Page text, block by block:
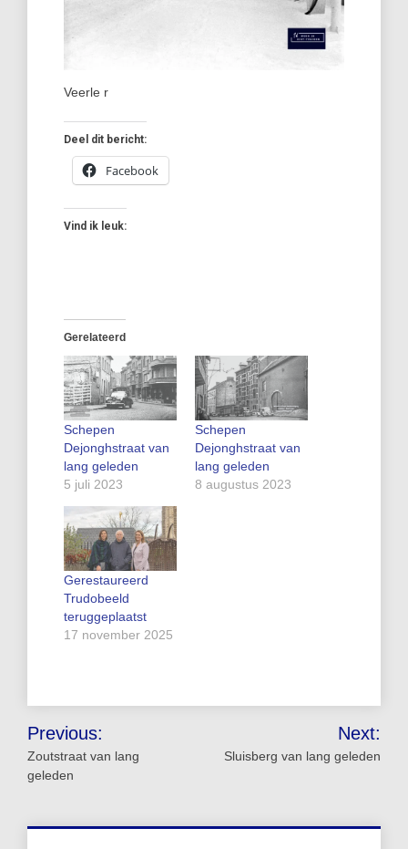
Veerle r
Deel dit bericht:
Facebook
Vind ik leuk:
Gerelateerd
Schepen
Dejonghstraat van
lang geleden
5 juli 2023
Schepen
Dejonghstraat van
lang geleden
8 augustus 2023
Gerestaureerd
Trudobeeld
teruggeplaatst
17 november 2025
Bericht
navigatie
Previous:
Zoutstraat van lang
geleden
Next:
Sluisberg van lang geleden